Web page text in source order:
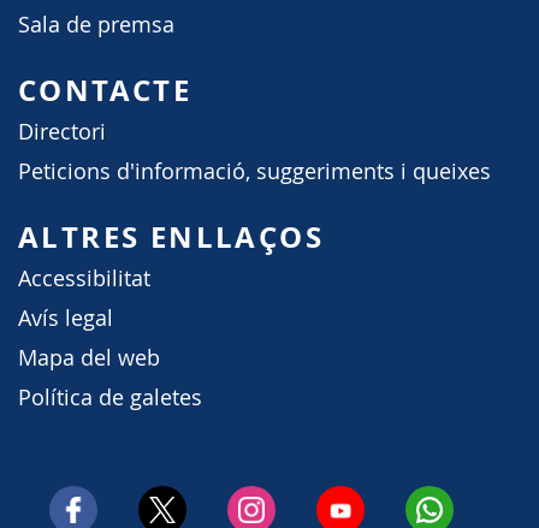
Sala de premsa
CONTACTE
Directori
Peticions d'informació, suggeriments i queixes
ALTRES ENLLAÇOS
Accessibilitat
Avís legal
Mapa del web
Política de galetes